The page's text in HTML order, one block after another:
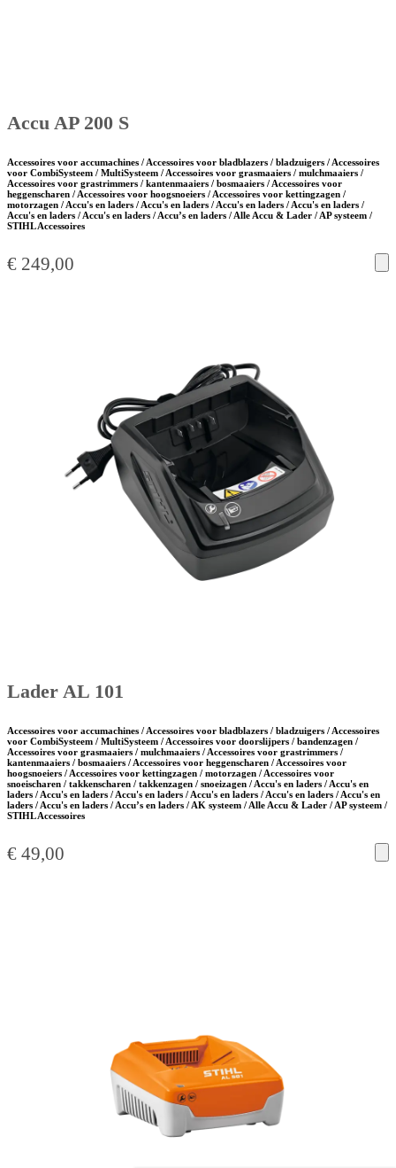
Accu AP 200 S
Accessoires voor accumachines / Accessoires voor bladblazers / bladzuigers / Accessoires
voor CombiSysteem / MultiSysteem / Accessoires voor grasmaaiers / mulchmaaiers /
Accessoires voor grastrimmers / kantenmaaiers / bosmaaiers / Accessoires voor
heggenscharen / Accessoires voor hoogsnoeiers / Accessoires voor kettingzagen /
motorzagen / Accu's en laders / Accu's en laders / Accu's en laders / Accu's en laders /
Accu's en laders / Accu's en laders / Accu’s en laders / Alle Accu & Lader / AP systeem /
STIHL Accessoires
€ 249,00
Lader AL 101
Accessoires voor accumachines / Accessoires voor bladblazers / bladzuigers / Accessoires
voor CombiSysteem / MultiSysteem / Accessoires voor doorslijpers / bandenzagen /
Accessoires voor grasmaaiers / mulchmaaiers / Accessoires voor grastrimmers /
kantenmaaiers / bosmaaiers / Accessoires voor heggenscharen / Accessoires voor
hoogsnoeiers / Accessoires voor kettingzagen / motorzagen / Accessoires voor
snoeischaren / takkenscharen / takkenzagen / snoeizagen / Accu's en laders / Accu's en
laders / Accu's en laders / Accu's en laders / Accu's en laders / Accu's en laders / Accu's en
laders / Accu's en laders / Accu’s en laders / AK systeem / Alle Accu & Lader / AP systeem /
STIHL Accessoires
€ 49,00